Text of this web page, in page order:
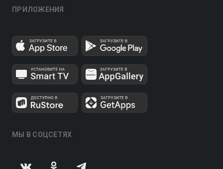
ПРИЛОЖЕНИЯ
МЫ В СОЦСЕТЯХ